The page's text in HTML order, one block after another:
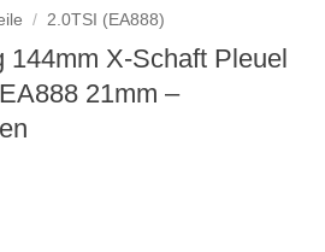
/ 2.0TSI (EA888)
144mm X-Schaft Pleuel
21mm –